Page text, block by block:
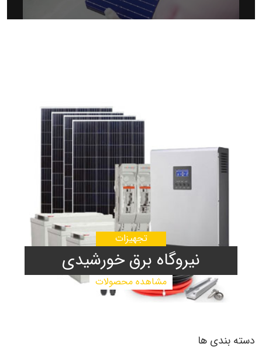
تجهیزات
نیروگاه برق خورشیدی
مشاهده محصولات
دسته بندی ها